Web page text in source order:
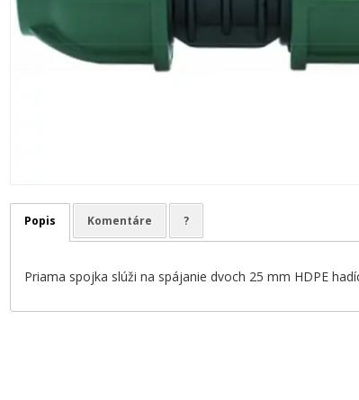
Popis Komentáre ?
Priama spojka slúži na spájanie dvoch 25 mm HDPE